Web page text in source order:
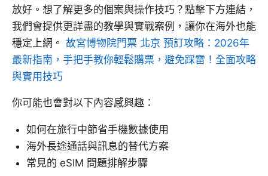
放好。想了解更多的個案與操作技巧？點擊下方連結，
我們會提供更詳盡的教學與實戰案例，讓你在海外也能
穩定上網。 故宮博物院門票 北京 預訂攻略：2026年
最新指南，手把手教你輕鬆購票，避免踩雷！全面攻略
與實用技巧
你可能也會對以下內容感興趣：
如何在旅行中節省手機數據使用
海外長途通話與訊息的替代方案
常見的 eSIM 問題排解步驟